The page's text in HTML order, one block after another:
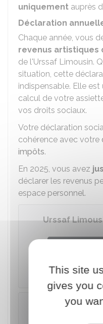
uniquement auprès
Déclaration
Chaque année, vous
revenus artistiques
de l'Urssaf Limousin.
situation, cette
indispensable. Elle
calcul de votre
vos droits sociaux.
Votre déclaration
cohérence avec votre
impôts.
En 2025, vous avez
déclarer les revenus
espace personnel.
Urssaf
À noter
This site
gives you
you